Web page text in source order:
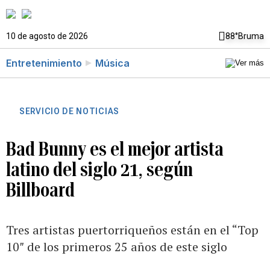
10 de agosto de 2026 88°Bruma
Entretenimiento Música
SERVICIO DE NOTICIAS
Bad Bunny es el mejor artista
latino del siglo 21, según
Billboard
Tres artistas puertorriqueños están en el “Top
10″ de los primeros 25 años de este siglo